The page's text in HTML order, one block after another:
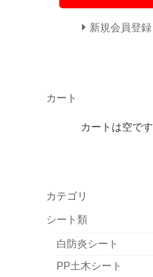
新規会員登録
カート
カートは空です
カテゴリ
シート類
白防炎シート
PP土木シート